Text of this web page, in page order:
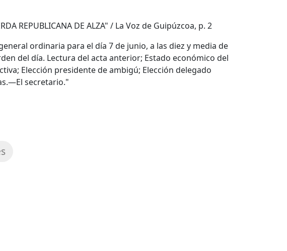
REPUBLICANA DE ALZA" / La Voz de Guipúzcoa, p. 2
ordinaria para el día 7 de junio, a las diez y media de
del día. Lectura del acta anterior; Estado económico del
Elección presidente de ambigú; Elección delegado
secretario."